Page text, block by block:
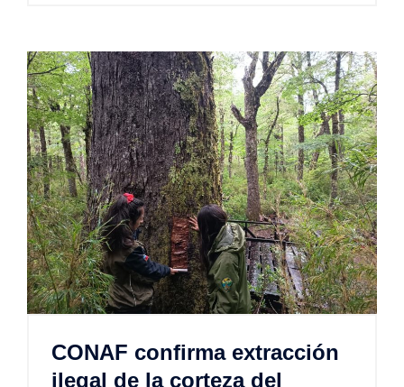
CONAF confirma extracción
ilegal de la corteza del